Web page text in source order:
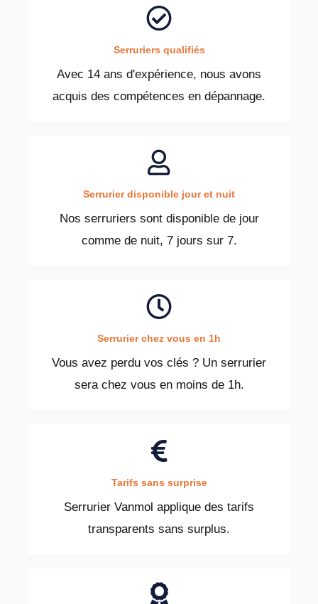
Serruriers qualifiés
Avec 14 ans d'expérience, nous avons
acquis des compétences en dépannage.
Serrurier disponible jour et nuit
Nos serruriers sont disponible de jour
comme de nuit, 7 jours sur 7.
Serrurier chez vous en 1h
Vous avez perdu vos clés ? Un serrurier
sera chez vous en moins de 1h.
Tarifs sans surprise
Serrurier Vanmol applique des tarifs
transparents sans surplus.